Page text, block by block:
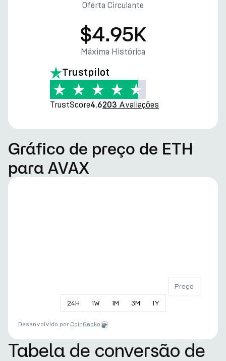
Oferta Circulante
$4.95K
Máxima Histórica
Trustpilot
TrustScore4.6203 Avaliações
Gráfico de preço de ETH
para AVAX
24H 1W 1M 3M 1Y
Preço
Desenvolvido por CoinGecko
Tabela de conversão de